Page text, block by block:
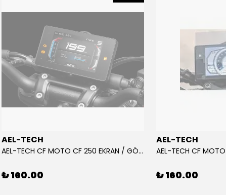
AEL-TECH
AEL-TECH CF MOTO CF 250 EKRAN / GÖSTERGE KORUYUCU 2020-2022
₺ 160.00
AEL-TECH
₺ 160.00